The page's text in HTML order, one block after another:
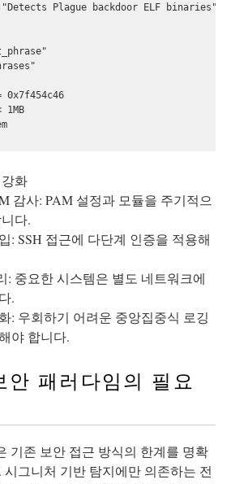
Plague backdoor ELF binaries"
0x7f454c46
화
감사: PAM 설정과 모듈을 주기적으
다.
: SSH 접근에 다단계 인증을 적용해
: 중요한 시스템은 별도 네트워크에
.
: 우회하기 어려운 중앙집중식 로깅
야 합니다.
안 패러다임의 필요
기존 보안 접근 방식의 한계를 명확
그니처 기반 탐지에만 의존하는 전